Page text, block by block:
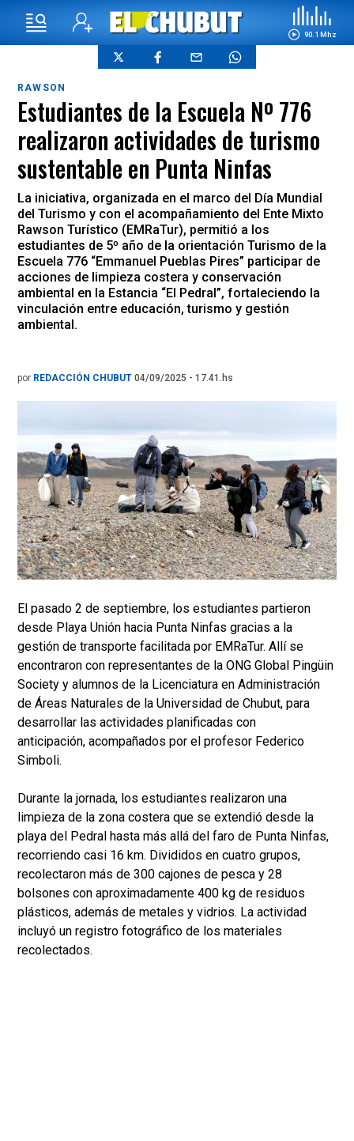
90.1 Mhz
RAWSON
Estudiantes de la Escuela Nº 776
realizaron actividades de turismo
sustentable en Punta Ninfas
La iniciativa, organizada en el marco del Día Mundial
del Turismo y con el acompañamiento del Ente Mixto
Rawson Turístico (EMRaTur), permitió a los
estudiantes de 5º año de la orientación Turismo de la
Escuela 776 “Emmanuel Pueblas Pires” participar de
acciones de limpieza costera y conservación
ambiental en la Estancia “El Pedral”, fortaleciendo la
vinculación entre educación, turismo y gestión
ambiental.
por REDACCIÓN CHUBUT 04/09/2025 - 17.41.hs
El pasado 2 de septiembre, los estudiantes partieron
desde Playa Unión hacia Punta Ninfas gracias a la
gestión de transporte facilitada por EMRaTur. Allí se
encontraron con representantes de la ONG Global Pingüin
Society y alumnos de la Licenciatura en Administración
de Áreas Naturales de la Universidad de Chubut, para
desarrollar las actividades planificadas con
anticipación, acompañados por el profesor Federico
Simboli.
Durante la jornada, los estudiantes realizaron una
limpieza de la zona costera que se extendió desde la
playa del Pedral hasta más allá del faro de Punta Ninfas,
recorriendo casi 16 km. Divididos en cuatro grupos,
recolectaron más de 300 cajones de pesca y 28
bolsones con aproximadamente 400 kg de residuos
plásticos, además de metales y vidrios. La actividad
incluyó un registro fotográfico de los materiales
recolectados.